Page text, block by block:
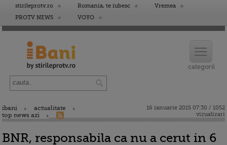
stirileprotv.ro Romania, te iubesc
Vremea
PROTV NEWS
VOYO
ibani
actualitate
top news azi
16 ianuarie 2015 07:30 / 1052
vizualizari
BNR, responsabila ca nu a cerut in 6